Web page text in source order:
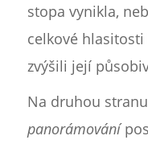
stopa vynikla,
celkové
zvýšili její
Na druhou stranu
panorámování